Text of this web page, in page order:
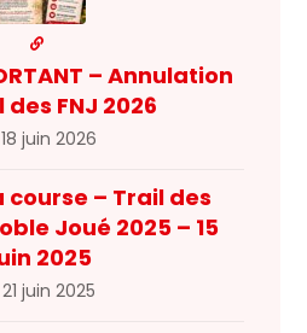
– Annulation
FNJ 2026
18 juin 2026
course – Trail des
Joué 2025 – 15
2025
21 juin 2025